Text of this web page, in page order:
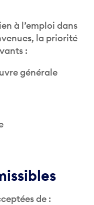
à l’emploi dans
la priorité
:
générale
de :